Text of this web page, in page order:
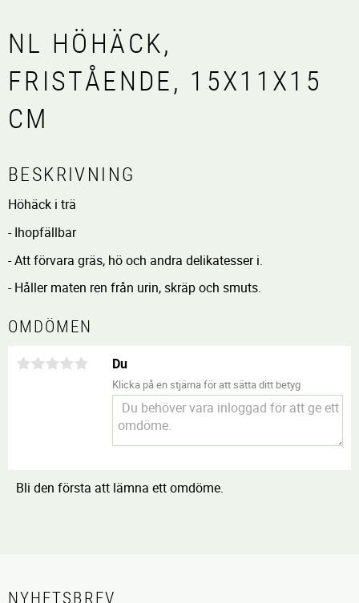
NL HÖHÄCK,
FRISTÅENDE, 15X11X15
CM
BESKRIVNING
Höhäck i trä
- Ihopfällbar
- Att förvara gräs, hö och andra delikatesser i.
- Håller maten ren från urin, skräp och smuts.
OMDÖMEN
Du
Klicka på en stjärna för att sätta ditt betyg
Bli den första att lämna ett omdöme.
NYHETSBREV